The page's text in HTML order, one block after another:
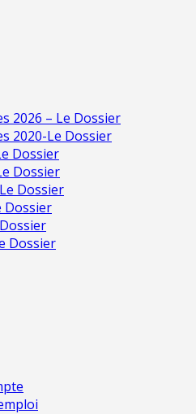
2026 – Le Dossier
2020-Le Dossier
Dossier
Dossier
Dossier
Dossier
Dossier